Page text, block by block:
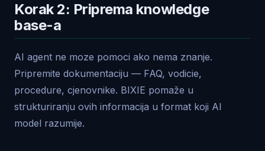
Korak 2: Priprema knowledge
base-a
AI agent ne moze pomoci ako nema znanje.
Pripremite dokumentaciju — FAQ, vodicie,
procedure, cjenovnike. BIXIE pomaže u
strukturiranju ovih informacija u format koji AI
model razumije.